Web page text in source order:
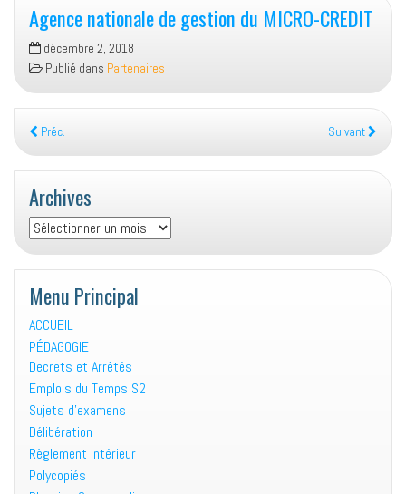
Agence nationale de gestion du MICRO-CREDIT
décembre 2, 2018
Publié dans Partenaires
Préc. Suivant
Archives
Archives
Menu Principal
ACCUEIL
PÉDAGOGIE
Decrets et Arrêtés
Emplois du Temps S2
Sujets d’examens
Délibération
Règlement intérieur
Polycopiés